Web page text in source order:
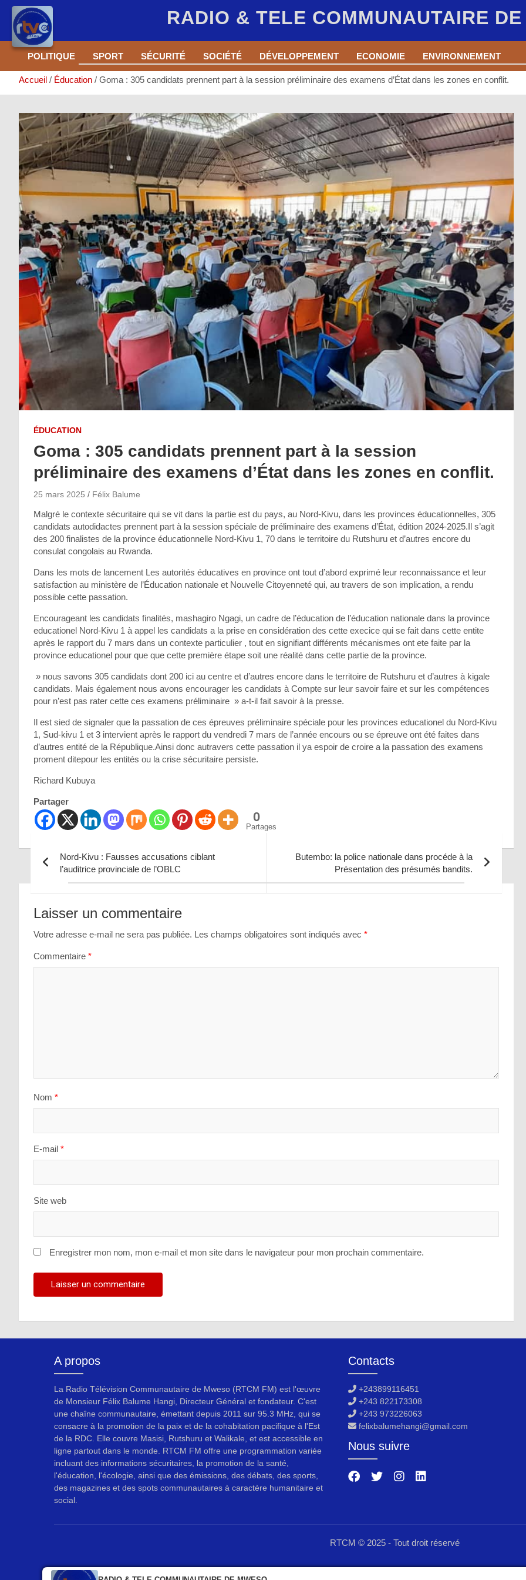
RADIO & TELE COMMUNAUTAIRE DE
Aller
contenu
POLITIQUE SPORT SÉCURITÉ SOCIÉTÉ DÉVELOPPEMENT ECONOMIE ENVIRONNEMENT
Accueil Éducation Goma : 305 candidats prennent part à la session préliminaire des examens d’État dans les zones en conflit.
ÉDUCATION
Goma : 305 candidats prennent part à la session
préliminaire des examens d’État dans les zones en conflit.
25 mars 2025 Félix Balume
Malgré le contexte sécuritaire qui se vit dans la partie est du pays, au Nord-Kivu, dans les provinces éducationnelles, 305
candidats autodidactes prennent part à la session spéciale de préliminaire des examens d’État, édition 2024-2025.Il s’agit
des 200 finalistes de la province éducationnelle Nord-Kivu 1, 70 dans le territoire du Rutshuru et d’autres encore du
consulat congolais au Rwanda.
Dans les mots de lancement Les autorités éducatives en province ont tout d’abord exprimé leur reconnaissance et leur
satisfaction au ministère de l’Éducation nationale et Nouvelle Citoyenneté qui, au travers de son implication, a rendu
possible cette passation.
Encourageant les candidats finalités, mashagiro Ngagi, un cadre de l’éducation de l’éducation nationale dans la province
educationel Nord-Kivu 1 à appel les candidats a la prise en considération des cette execice qui se fait dans cette entite
après le rapport du 7 mars dans un contexte particulier , tout en signifiant différents mécanismes ont ete faite par la
province educationel pour que que cette première étape soit une réalité dans cette partie de la province.
» nous savons 305 candidats dont 200 ici au centre et d’autres encore dans le territoire de Rutshuru et d’autres à kigale
candidats. Mais également nous avons encourager les candidats à Compte sur leur savoir faire et sur les compétences
pour n’est pas rater cette ces examens préliminaire » a-t-il fait savoir à la presse.
Il est sied de signaler que la passation de ces épreuves préliminaire spéciale pour les provinces educationel du Nord-Kivu
1, Sud-kivu 1 et 3 intervient après le rapport du vendredi 7 mars de l’année encours ou se épreuve ont été faites dans
d’autres entité de la République.Ainsi donc autravers cette passation il ya espoir de croire a la passation des examens
proment ditepour les entités ou la crise sécuritaire persiste.
Richard Kubuya
Partager
0
Partages
Navigation
de
l’article
Nord-Kivu : Fausses accusations ciblant
l’auditrice provinciale de l’OBLC
Butembo: la police nationale dans procéde à la
Présentation des présumés bandits.
Laisser un commentaire
Votre adresse e-mail ne sera pas publiée. Les champs obligatoires sont indiqués avec *
Commentaire *
Nom *
E-mail *
Site web
Enregistrer mon nom, mon e-mail et mon site dans le navigateur pour mon prochain commentaire.
A propos
La Radio Télévision Communautaire de Mweso (RTCM FM) est l'œuvre
de Monsieur Félix Balume Hangi, Directeur Général et fondateur. C'est
une chaîne communautaire, émettant depuis 2011 sur 95.3 MHz, qui se
consacre à la promotion de la paix et de la cohabitation pacifique à l'Est
de la RDC. Elle couvre Masisi, Rutshuru et Walikale, et est accessible en
ligne partout dans le monde. RTCM FM offre une programmation variée
incluant des informations sécuritaires, la promotion de la santé,
l'éducation, l'écologie, ainsi que des émissions, des débats, des sports,
des magazines et des spots communautaires à caractère humanitaire et
social.
Contacts
+243899116451
+243 822173308
+243 973226063
felixbalumehangi@gmail.com
Nous suivre
RTCM © 2025 - Tout droit réservé